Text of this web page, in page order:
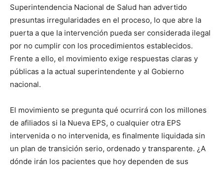
Superintendencia Nacional de Salud han advertido
presuntas irregularidades en el proceso, lo que abre la
puerta a que la intervención pueda ser considerada ilegal
por no cumplir con los procedimientos establecidos.
Frente a ello, el movimiento exige respuestas claras y
públicas a la actual superintendente y al Gobierno
nacional.
El movimiento se pregunta qué ocurrirá con los millones
de afiliados si la Nueva EPS, o cualquier otra EPS
intervenida o no intervenida, es finalmente liquidada sin
un plan de transición serio, ordenado y transparente. ¿A
dónde irán los pacientes que hoy dependen de sus